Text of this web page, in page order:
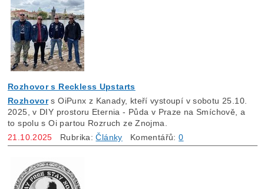
Rozhovor s Reckless Upstarts
Rozhovors OiPunx z Kanady, kteří vystoupí v sobotu 25.10.
2025, v DIY prostoru Eternia - Půda v Praze na Smíchově, a
to spolu s Oi partou Rozruch ze Znojma.
21.10.2025 Rubrika:Články Komentářů:0